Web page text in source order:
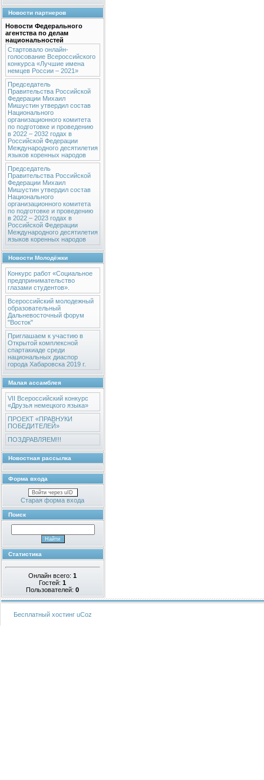
Новости партнеров
Новости Федерального
агентства по делам
национальностей
Стартовало онлайн-
голосование Всероссийского
конкурса «Лучшие имена
немцев России – 2021»
Председатель
Правительства Российской
Федерации Михаил
Мишустин утвердил состав
Национального
организационного комитета
по подготовке и проведению
в 2022 – 2032 годах в
Российской Федерации
Международного десятилетия
языков коренных народов
Председатель
Правительства Российской
Федерации Михаил
Мишустин утвердил состав
Национального
организационного комитета
по подготовке и проведению
в 2022 – 2023 годах в
Российской Федерации
Международного десятилетия
языков коренных народов
Новости Молодёжки
Конкурс работ «Социальное
предпринимательство
глазами студентов».
Всероссийский молодежный
образовательный
Дальневосточный форум
"Восток"
Приглашаем к участию в
Открытой комплексной
спартакиаде среди
национальных диаспор
города Хабаровска 2019 г.
Малая ассамблея
VII Всероссийский конкурс
«Друзья немецкого языка»
ПРОЕКТ «ПРАВНУКИ
ПОБЕДИТЕЛЕЙ»
ПОЗДРАВЛЯЕМ!!!
Новостная рассылка
Форма входа
Войти через uID
Старая форма входа
Поиск
Статистика
Онлайн всего:1
Гостей:1
Пользователей:0
Бесплатный хостинг uCoz